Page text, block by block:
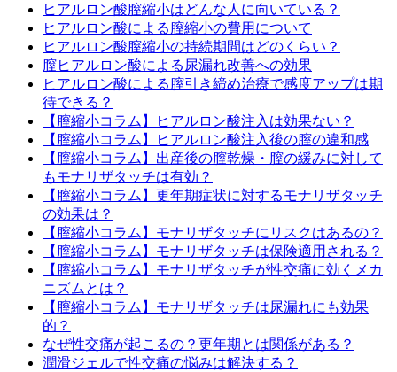
ヒアルロン酸膣縮小はどんな人に向いている？
ヒアルロン酸による膣縮小の費用について
ヒアルロン酸膣縮小の持続期間はどのくらい？
膣ヒアルロン酸による尿漏れ改善への効果
ヒアルロン酸による膣引き締め治療で感度アップは期
待できる？
【膣縮小コラム】ヒアルロン酸注入は効果ない？
【膣縮小コラム】ヒアルロン酸注入後の膣の違和感
【膣縮小コラム】出産後の膣乾燥・膣の緩みに対して
もモナリザタッチは有効？
【膣縮小コラム】更年期症状に対するモナリザタッチ
の効果は？
【膣縮小コラム】モナリザタッチにリスクはあるの？
【膣縮小コラム】モナリザタッチは保険適用される？
【膣縮小コラム】モナリザタッチが性交痛に効くメカ
ニズムとは？
【膣縮小コラム】モナリザタッチは尿漏れにも効果
的？
なぜ性交痛が起こるの？更年期とは関係がある？
潤滑ジェルで性交痛の悩みは解決する？